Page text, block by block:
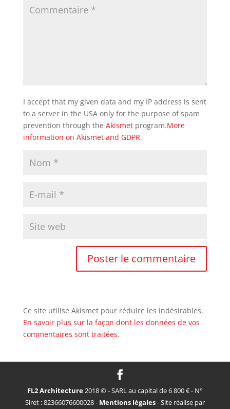
I accept that my given data and my IP address is sent
to a server in the USA only for the purpose of spam
prevention through the Akismetprogram.More
information on Akismet and GDPR.
Ce site utilise Akismet pour réduire les indésirables.
En savoir plus sur la façon dont les données de vos
commentaires sont traitées.
FL2 Architecture2018 © - SARL au capital de 6 800 € - N°
Siret : 82366076600028 - Mentions légales- Site réalise par